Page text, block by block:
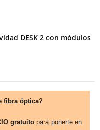
DESK 2 con módulos
fibra óptica?
gratuito para ponerte en